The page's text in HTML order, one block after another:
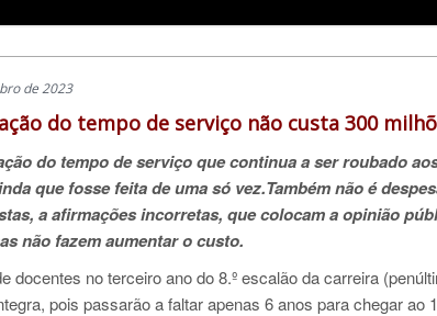
de 2023
do tempo de serviço não custa 300
do tempo de serviço que continua a ser roubado
que fosse feita de uma só vez.Também não é
a afirmações incorretas, que colocam a opinião
não fazem aumentar o custo.
docentes no terceiro ano do 8.º escalão da carreira
pois passarão a faltar apenas 6 anos para chegar ao